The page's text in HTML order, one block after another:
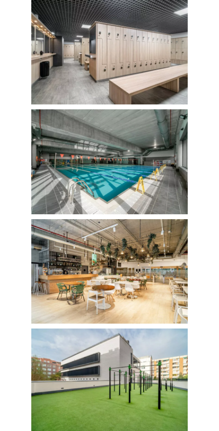
FOTOGRAFÍA
Fotografía de
Fotografía de Interiores
Vivienda
Hoteles /
Oficinas
Retail
Fotografía Residencial
Fotografía Fase de
Fotografía de Stand
VIDEO
DRON
PERSONAL
PUBLICACIONES
PRINTS
SOBRE MÍ
CONTACTO